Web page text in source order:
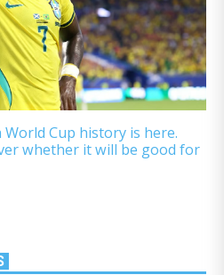
Cup history is here.
whether it will be good for